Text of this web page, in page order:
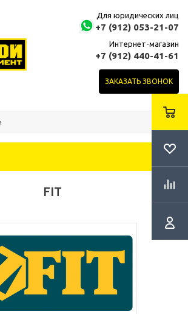
Для юридических лиц
+7 (912) 053-21-07
Интернет-магазин
+7 (912) 440-41-61
ЗАКАЗАТЬ ЗВОНОК
FIT